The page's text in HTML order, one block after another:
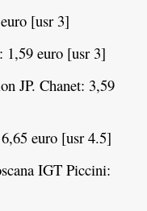
[usr 3]
1,59 euro [usr 3]
JP. Chanet: 3,59
euro [usr 4.5]
IGT Piccini: